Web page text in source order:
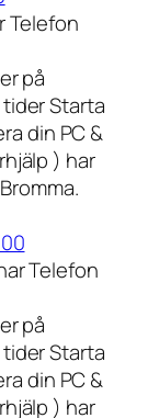
Telefon
på
Starta
din PC &
) har
Telefon
på
Starta
din PC &
) har